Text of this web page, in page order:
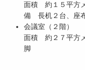
面積 約１５平方
備 長机２台、座
会議室（２階）
面積 約２７平方
脚